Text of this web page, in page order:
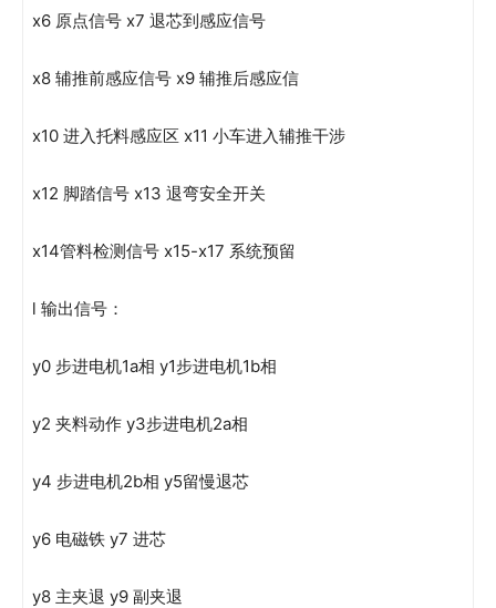
x6 原点信号 x7 退芯到感应信号
x8 辅推前感应信号 x9 辅推后感应信
x10 进入托料感应区 x11 小车进入辅推干涉
x12 脚踏信号 x13 退弯安全开关
x14管料检测信号 x15-x17 系统预留
l 输出信号：
y0 步进电机1a相 y1步进电机1b相
y2 夹料动作 y3步进电机2a相
y4 步进电机2b相 y5留慢退芯
y6 电磁铁 y7 进芯
y8 主夹退 y9 副夹退